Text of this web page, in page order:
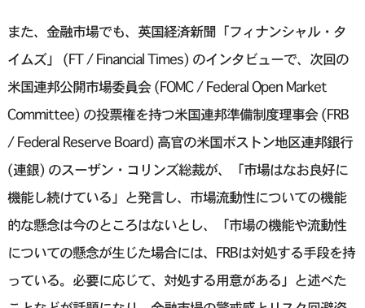
また、金融市場でも、英国経済新聞「フィナンシャル・タ
イムズ」 (FT / Financial Times) のインタビューで、次回の
米国連邦公開市場委員会 (FOMC / Federal Open Market
Committee) の投票権を持つ米国連邦準備制度理事会 (FRB
/ Federal Reserve Board) 高官の米国ボストン地区連邦銀行
(連銀) のスーザン・コリンズ総裁が、「市場はなお良好に
機能し続けている」と発言し、市場流動性についての機能
的な懸念は今のところはないとし、「市場の機能や流動性
についての懸念が生じた場合には、FRBは対処する手段を持
っている。必要に応じて、対処する用意がある」と述べた